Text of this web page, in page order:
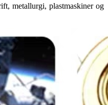
metallurgi, plastmaskiner og